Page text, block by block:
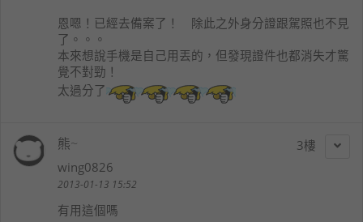
恩嗯！已經去備案了！ 除此之外身分證跟駕照也不見
了。。。
本來想說手機是自己用丟的，但發現證件也都消失才驚
覺不對勁！
太過分了
3
熊~
wing0826
2013-01-13 15:52
有用這個嗎